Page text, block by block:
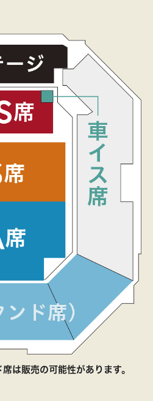
は販売の可能性があります。
ジアムシティ公
リに移動
ご確認の上、同
入の順にボタン